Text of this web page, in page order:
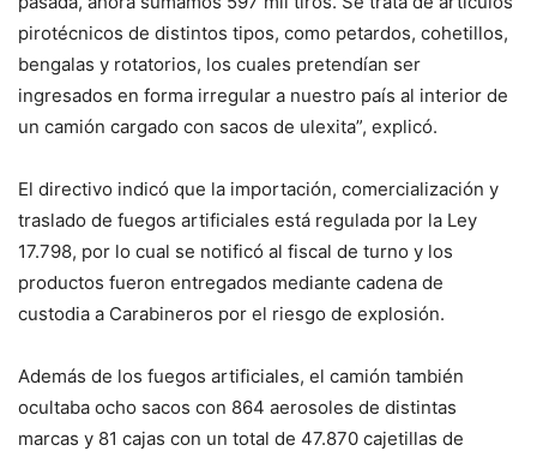
pirotécnicos de distintos tipos, como petardos, cohetillos,
bengalas y rotatorios, los cuales pretendían ser
ingresados en forma irregular a nuestro país al interior de
un camión cargado con sacos de ulexita”, explicó.
El directivo indicó que la importación, comercialización y
traslado de fuegos artificiales está regulada por la Ley
17.798, por lo cual se notificó al fiscal de turno y los
productos fueron entregados mediante cadena de
custodia a Carabineros por el riesgo de explosión.
Además de los fuegos artificiales, el camión también
ocultaba ocho sacos con 864 aerosoles de distintas
marcas y 81 cajas con un total de 47.870 cajetillas de